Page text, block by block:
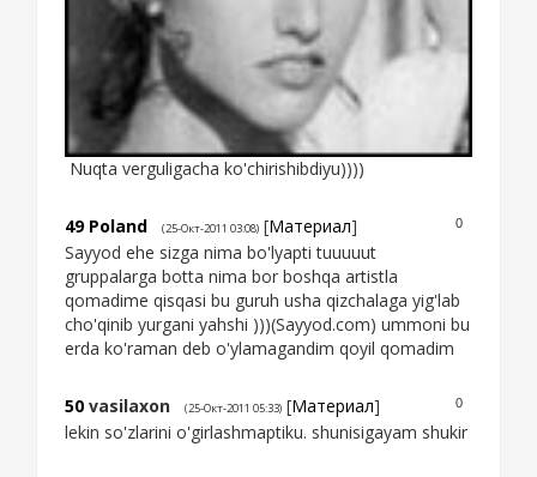
Nuqta verguligacha ko'chirishibdiyu))))
0
49 Poland (25-Окт-2011 03:08) [Материал]
Sayyod ehe sizga nima bo'lyapti tuuuuut
gruppalarga botta nima bor boshqa artistla
qomadime qisqasi bu guruh usha qizchalaga yig'lab
cho'qinib yurgani yahshi )))(Sayyod.com) ummoni bu
erda ko'raman deb o'ylamagandim qoyil qomadim
0
50 vasilaxon (25-Окт-2011 05:33) [Материал]
lekin so'zlarini o'girlashmaptiku. shunisigayam shukir